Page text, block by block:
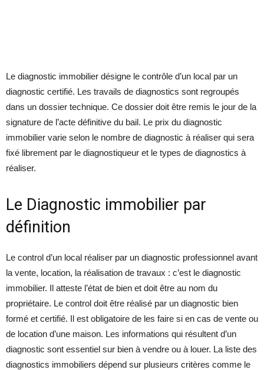
Le diagnostic immobilier désigne le contrôle d’un local par un
diagnostic certifié. Les travails de diagnostics sont regroupés
dans un dossier technique. Ce dossier doit être remis le jour de la
signature de l’acte définitive du bail. Le prix du diagnostic
immobilier varie selon le nombre de diagnostic à réaliser qui sera
fixé librement par le diagnostiqueur et le types de diagnostics à
réaliser.
Le Diagnostic immobilier par
définition
Le control d’un local réaliser par un diagnostic professionnel avant
la vente, location, la réalisation de travaux : c’est le diagnostic
immobilier. Il atteste l’état de bien et doit être au nom du
propriétaire. Le control doit être réalisé par un diagnostic bien
formé et certifié. Il est obligatoire de les faire si en cas de vente ou
de location d’une maison. Les informations qui résultent d’un
diagnostic sont essentiel sur bien à vendre ou à louer. La liste des
diagnostics immobiliers dépend sur plusieurs critères comme le